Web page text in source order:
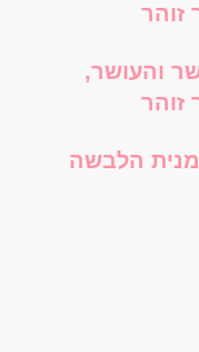
זוהר
והעושר,
זוהר
הלבשה